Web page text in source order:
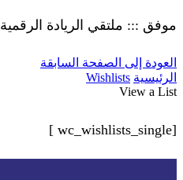
موفق ::: ملتقي الريادة الرقمية
العودة إلى الصفحة السابقة
الرئيسية Wishlists
View a List
[wc_wishlists_single ]